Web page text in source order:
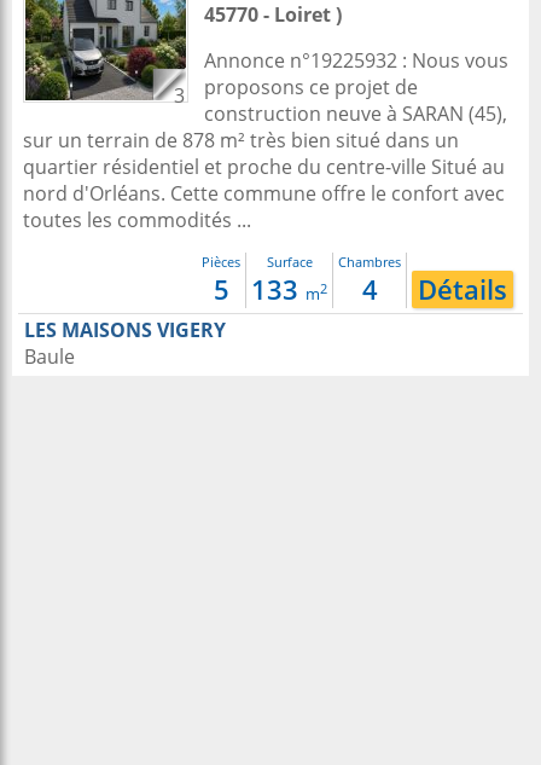
3
45770 - Loiret )
Annonce n°19225932 : Nous vous
proposons ce projet de
construction neuve à SARAN (45),
sur un terrain de 878 m² très bien situé dans un
quartier résidentiel et proche du centre-ville Situé au
nord d'Orléans. Cette commune offre le confort avec
toutes les commodités ...
Pièces
5
Surface
133 m2
Chambres
4 Détails
LES MAISONS VIGERY
Baule